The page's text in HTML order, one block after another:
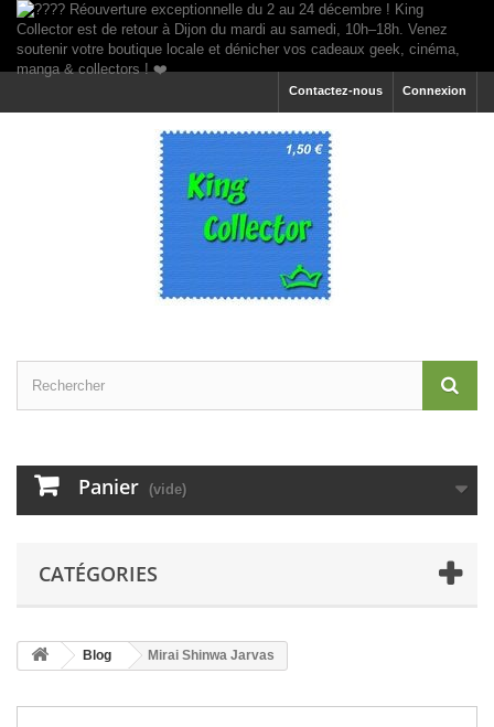
Connexion
Contactez-nous
Panier (vide)
CATÉGORIES
Blog Mirai Shinwa Jarvas